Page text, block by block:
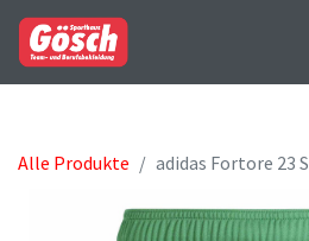
Alle Produkte adidas Fortore 23